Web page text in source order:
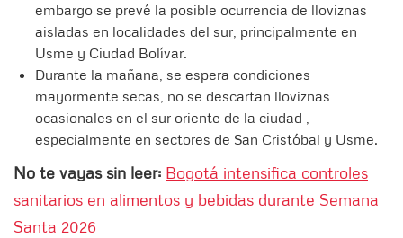
embargo se prevé la posible ocurrencia de lloviznas
aisladas en localidades del sur, principalmente en
Usme y Ciudad Bolívar.
Durante la mañana, se espera condiciones
mayormente secas, no se descartan lloviznas
ocasionales en el sur oriente de la ciudad ,
especialmente en sectores de San Cristóbal y Usme.
No te vayas sin leer: Bogotá intensifica controles
sanitarios en alimentos y bebidas durante Semana
Santa 2026